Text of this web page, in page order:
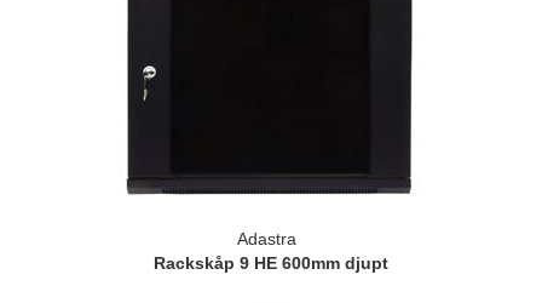
Adastra
Rackskåp 9 HE 600mm djupt